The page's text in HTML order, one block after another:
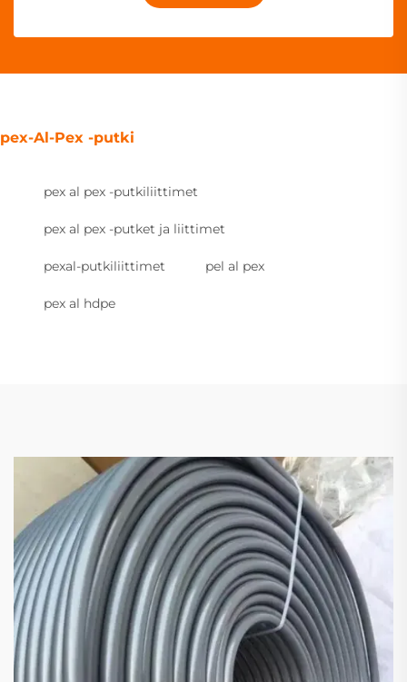
pex-Al-Pex -putki
pex al pex -putkiliittimet
pex al pex -putket ja liittimet
pexal-putkiliittimet pel al pex
pex al hdpe